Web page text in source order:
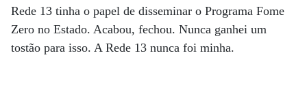
Rede 13 tinha o papel de disseminar o Programa Fome
Zero no Estado. Acabou, fechou. Nunca ganhei um
tostão para isso. A Rede 13 nunca foi minha.